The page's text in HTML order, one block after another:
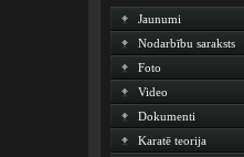
Jaunumi
Nodarbību saraksts
Foto
Video
Dokumenti
Karatē teorija